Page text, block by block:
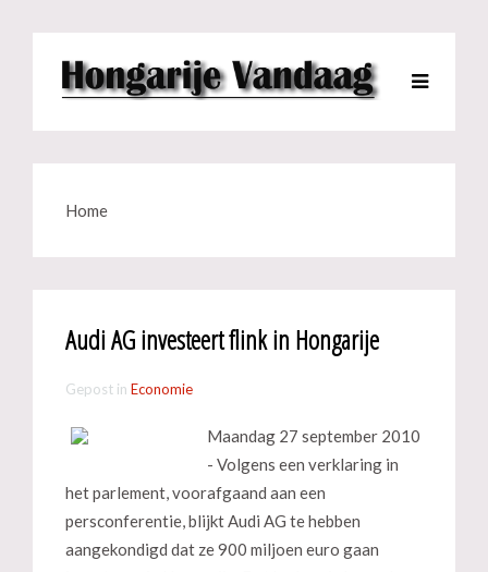
Home
Audi AG investeert flink in Hongarije
Gepost in Economie
Maandag 27 september 2010
- Volgens een verklaring in
het parlement, voorafgaand aan een
persconferentie, blijkt Audi AG te hebben
aangekondigd dat ze 900 miljoen euro gaan